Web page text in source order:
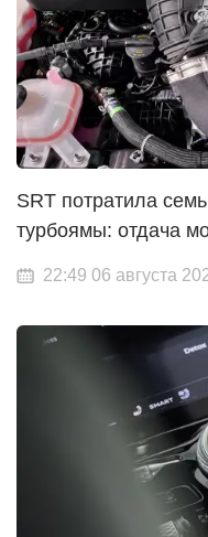
SRT потратила
турбоямы: отдача
22:49 06 августа